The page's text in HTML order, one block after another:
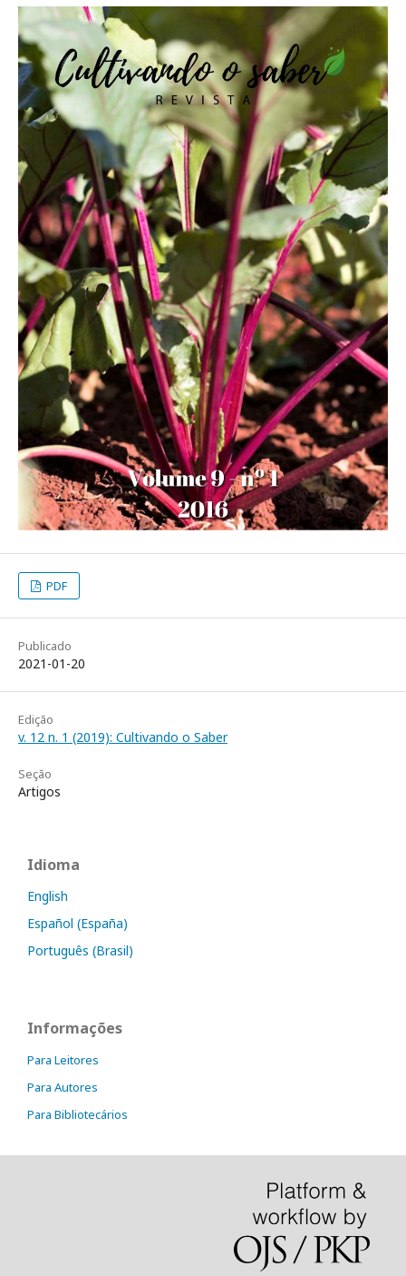
PDF
Publicado
2021-01-20
Edição
v. 12 n. 1 (2019): Cultivando o Saber
Seção
Artigos
Idioma
English
Español (España)
Português (Brasil)
Informações
Para Leitores
Para Autores
Para Bibliotecários